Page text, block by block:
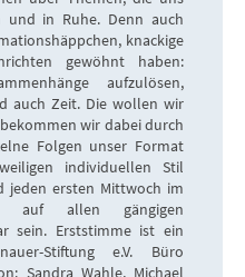
und in Ruhe. Denn auch
knackige
gewöhnt haben:
aufzulösen,
auch Zeit. Die wollen wir
wir dabei durch
Folgen unser Format
individuellen Stil
jeden ersten Mittwoch im
auf allen gängigen
sein. Erststimme ist ein
Stiftung e.V. Büro
Sandra Wahle, Michael